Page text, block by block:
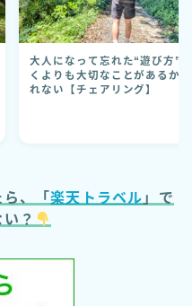
大人になって忘れた“遊び方”
くよりも大切なことがあるか
れない【チェアリング】
ら、「楽天トラベル 」で
？